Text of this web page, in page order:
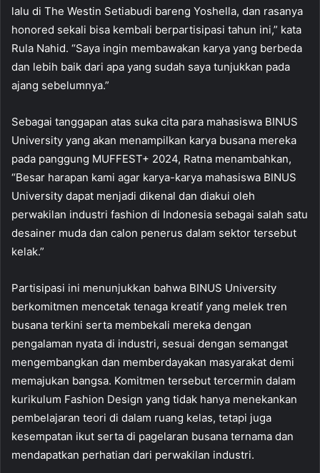
lalu di The Westin Setiabudi bareng Yoshella, dan rasanya
honored sekali bisa kembali berpartisipasi tahun ini,” kata
Rula Nahid. “Saya ingin membawakan karya yang berbeda
dan lebih baik dari apa yang sudah saya tunjukkan pada
ajang sebelumnya.”
Sebagai tanggapan atas suka cita para mahasiswa BINUS
University yang akan menampilkan karya busana mereka
pada panggung MUFFEST+ 2024, Ratna menambahkan,
“Besar harapan kami agar karya-karya mahasiswa BINUS
University dapat menjadi dikenal dan diakui oleh
perwakilan industri fashion di Indonesia sebagai salah satu
desainer muda dan calon penerus dalam sektor tersebut
kelak.”
Partisipasi ini menunjukkan bahwa BINUS University
berkomitmen mencetak tenaga kreatif yang melek tren
busana terkini serta membekali mereka dengan
pengalaman nyata di industri, sesuai dengan semangat
mengembangkan dan memberdayakan masyarakat demi
memajukan bangsa. Komitmen tersebut tercermin dalam
kurikulum Fashion Design yang tidak hanya menekankan
pembelajaran teori di dalam ruang kelas, tetapi juga
kesempatan ikut serta di pagelaran busana ternama dan
mendapatkan perhatian dari perwakilan industri.